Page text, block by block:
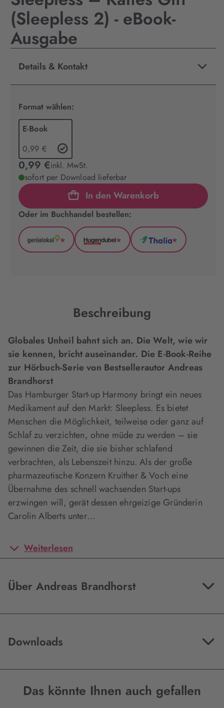
(Sleepless 2) - eBook-
Ausgabe
Details & Kontakt
Format wählen:
E-Book
0,99 €
0,99 €inkl. MwSt.
sofort per Download lieferbar
In den Warenkorb
Oder im Buchhandel bestellen:
GenialLokal
*
Hugendubel
*
Thalia
*
Beschreibung
Globales Unheil bahnt sich an. Die Welt, wie wir
sie kennen, bricht auseinander. Die E-Book-Reihe
zur Hörbuch-Serie von Bestsellerautor Andreas
Brandhorst
Das Hamburger Start-up Harmony bringt ein neues
Medikament auf den Markt: Sleepless. Es bietet
Menschen die Möglichkeit, teilweise oder ganz auf
Schlaf zu verzichten, ohne müde zu werden – sie
gewinnen die Zeit, die sie bisher schlafend
verbrachten, als Lebenszeit hinzu. Als der große
pharmazeutische Konzern Kruither & Voch eine
Übernahme des schnell wachsenden Start-ups
erzwingen will, gerät dessen ehrgeizige Gründerin
Carolin Alberts unter…
Weiterlesen
Über Andreas Brandhorst
Downloads
Das könnte Ihnen auch gefallen